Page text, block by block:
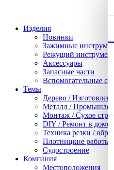
Изделия
Новинки
Зажимные
Режущий
Аксессуары
Запасные части
Вспомогательные
Темы
Дерево /
Металл /
Монтаж / Сухое
DIY / Ремонт в доме
Техника резки /
Плотницкие работы /
Судостроение
Компания
Местоположения